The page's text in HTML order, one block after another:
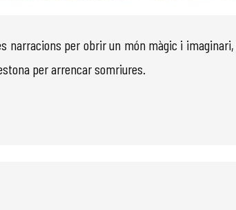
per obrir un món màgic i imaginari,
per arrencar somriures.